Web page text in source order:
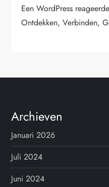
Een WordPress
Ontdekken, Verbinden,
Archieven
Januari 2026
Juli 2024
Juni 2024